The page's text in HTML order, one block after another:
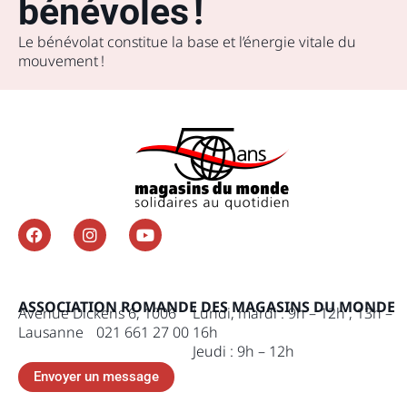
bénévoles !
Le bénévolat constitue la base et l’énergie vitale du
mouvement !
ASSOCIATION ROMANDE DES MAGASINS DU MONDE
Avenue Dickens 6, 1006
Lausanne 021 661 27 00
Lundi, mardi : 9h – 12h , 13h –
16h
Jeudi : 9h – 12h
Envoyer un message